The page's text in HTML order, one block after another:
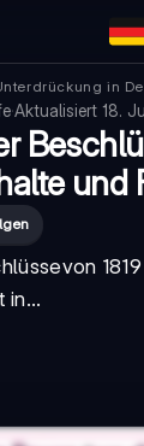
in
·Aktualisiert 18.
und
von
in...